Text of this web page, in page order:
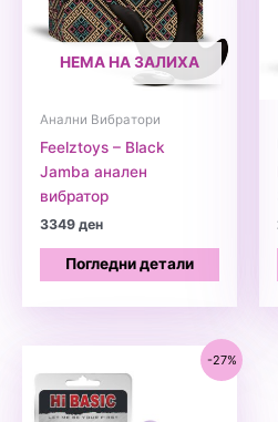
НЕМА НА ЗАЛИХА
Анални Вибратори
Feelztoys – Black
Jamba анален
вибратор
3349ден
Погледни детали
-27%